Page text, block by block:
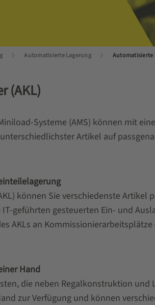
Automatisierte Lagerung
(AKL)
Systeme (AMS) können mit
Artikel auf
können Sie verschiedenste
geführten gesteuerten Ein- und
AKLs an
Hand
die neben Regalkonstruktion
zur Verfügung und können